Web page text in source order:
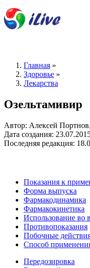
Главная »
Здоровье »
Лекарства
Озельтамивир
Автор: Алексей
Дата создания:
Последняя редакция:
Показания к
Форма выпуска
Фармакодинамика
Фармакокинетика
Использование во
Противопоказания
Побочные
Способ
Передозировка